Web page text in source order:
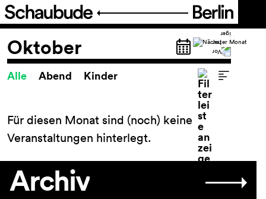
Programm
Spielplan
FIGURE IT OUT
Festival Theater der Dinge
Reihen und Projekte
Archiv
Oktober
Alle Abend Kinder
Spielplan
Für diesen Monat sind (noch) keine
Veranstaltungen hinterlegt.
Archiv